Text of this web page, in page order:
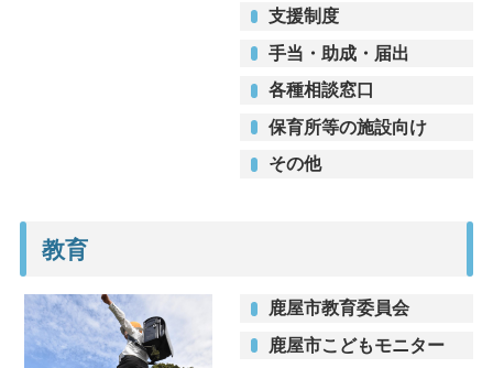
支援制度
手当・助成・届出
各種相談窓口
保育所等の施設向け
その他
教育
鹿屋市教育委員会
鹿屋市こどもモニター